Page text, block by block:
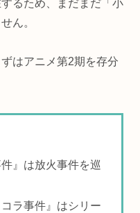
るため、まだまだ「小
ん。
はアニメ第2期を存分
』は放火事件を巡
ラ事件』はシリー